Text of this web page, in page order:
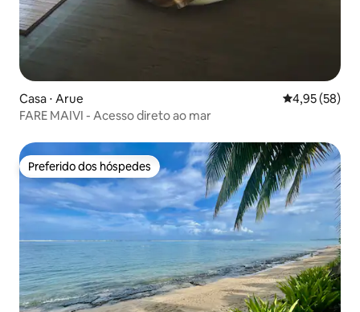
Casa ⋅ Arue 4,95 de uma
4,95 (58)
FARE MAIVI - Acesso direto ao mar
Preferido dos hóspedes
Preferido dos hóspedes